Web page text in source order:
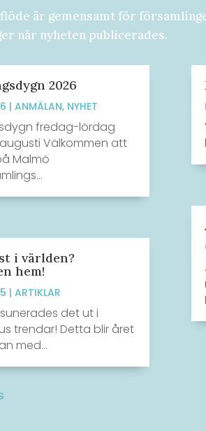
är gemensamt för
när nyheten publicerades.
2026
|ANMÄLAN, NYHET
fredag-lördag
Välkommen att
Malmö
i världen?
hem!
|ARTIKLAR
det ut i
trendar! Detta blir året
med...